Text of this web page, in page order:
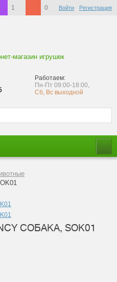
1 0 Войти Регистрация
магазин игрушек
Работаем:
Пн-Пт 09:00-18:00,
Сб, Вс выходной
СОБАКА, SOK01